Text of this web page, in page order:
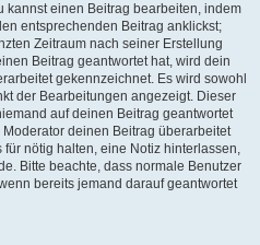
kannst einen Beitrag bearbeiten, indem
entsprechenden Beitrag anklickst;
Zeitraum nach seiner Erstellung
Beitrag geantwortet hat, wird dein
gekennzeichnet. Es wird sowohl
der Bearbeitungen angezeigt. Dieser
auf deinen Beitrag geantwortet
deinen Beitrag überarbeitet
nötig halten, eine Notiz hinterlassen,
Bitte beachte, dass normale Benutzer
bereits jemand darauf geantwortet